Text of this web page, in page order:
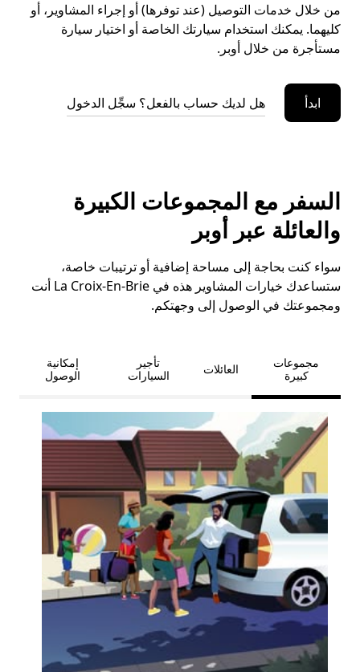
من خلال خدمات التوصيل (عند توفرها) أو إجراء المشاوير، أو
كليهما. يمكنك استخدام سيارتك الخاصة أو اختيار سيارة
مستأجرة من خلال أوبر.
ابدأ هل لديك حساب بالفعل؟ سجِّل الدخول
السفر مع المجموعات الكبيرة
والعائلة عبر أوبر
سواء كنت بحاجة إلى مساحة إضافية أو ترتيبات خاصة،
ستساعدك خيارات المشاوير هذه في La Croix-En-Brie أنت
ومجموعتك في الوصول إلى وجهتكم.
مجموعات
كبيرة
العائلات
تأجير
السيارات
إمكانية
الوصول